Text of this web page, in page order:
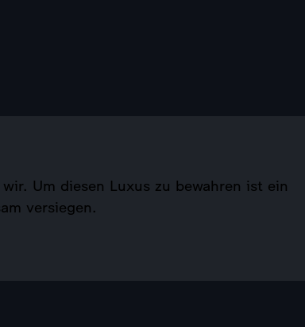
Um diesen Luxus zu bewahren ist ein
versiegen.